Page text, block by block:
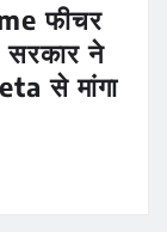
फीचर
सरकार ने
से मांगा